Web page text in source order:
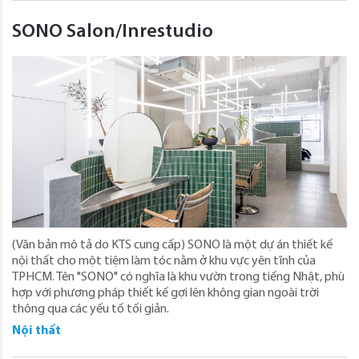
SONO Salon/Inrestudio
(Văn bản mô tả do KTS cung cấp) SONO là một dự án thiết kế
nội thất cho một tiệm làm tóc nằm ở khu vực yên tĩnh của
TPHCM. Tên "SONO" có nghĩa là khu vườn trong tiếng Nhật, phù
hợp với phương pháp thiết kế gợi lên không gian ngoài trời
thông qua các yếu tố tối giản.
Nội thất